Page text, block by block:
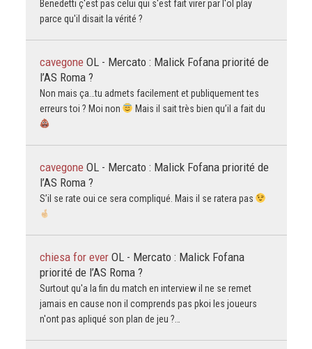
Benedetti ç'est pas celui qui s'est fait virer par l'ol play
parce qu'il disait la vérité ?
cavegone OL - Mercato : Malick Fofana priorité de
l’AS Roma ?
Non mais ça…tu admets facilement et publiquement tes
erreurs toi ? Moi non
Mais il sait très bien qu’il a fait du
cavegone OL - Mercato : Malick Fofana priorité de
l’AS Roma ?
S’il se rate oui ce sera compliqué. Mais il se ratera pas
chiesa for ever OL - Mercato : Malick Fofana
priorité de l’AS Roma ?
Surtout qu'a la fin du match en interview il ne se remet
jamais en cause non il comprends pas pkoi les joueurs
n'ont pas apliqué son plan de jeu ?…